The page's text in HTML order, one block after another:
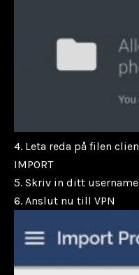
4. Leta reda på filen
IMPORT
5. Skriv in ditt
6. Anslut nu till VPN